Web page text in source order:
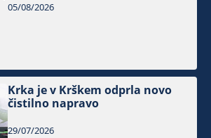
05/08/2026
Krka je v Krškem odprla novo
čistilno napravo
29/07/2026